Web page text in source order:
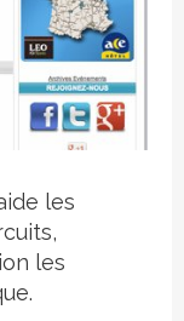
les
les